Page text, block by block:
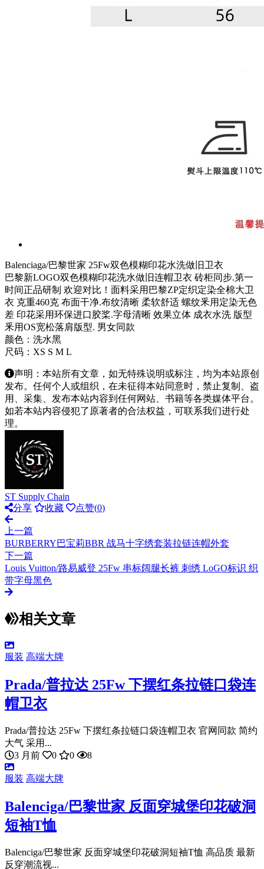
Balenciaga/巴黎世家 25Fw双色模糊印花水洗做旧卫衣
巴黎新LOGO双色模糊印花洗水做旧连帽卫衣 砖柜同步.第一
时间正品研制 欢迎对比！面料采用巴黎ZP定织定染全棉大卫
衣 克重460克 布面干净.布纹清晰 柔软舒适 螺纹釆用定染无色
差 印花采用环保进口胶桨.字母清晰 效果立体 成衣水洗 版型
釆用OS宽松落肩版型. 男女同款
颜色：洗水黑
尺码：XS S M L
声明：本站所有文章，如无特殊说明或标注，均为本站原创
发布。任何个人或组织，在未征得本站同意时，禁止复制、盗
用、采集、发布本站内容到任何网站、书籍等各类媒体平台。
如若本站内容侵犯了原著者的合法权益，可联系我们进行处
理。
ST Supply Chain
分享
收藏 点赞(0)
上一篇
BURBERRY巴宝莉BBR 战马十字绣套装拉链连帽外套
下一篇
Louis Vuitton/路易威登 25Fw 串标阔腿长裤 刺绣 LoGO标识 织
带字母黑色
相关文章
服装 高端大牌
Prada/普拉达 25Fw 下摆红条拉链口袋连
帽卫衣
Prada/普拉达 25Fw 下摆红条拉链口袋连帽卫衣 官网同款 简约
大气 采用...
3 月前
0 0 8
服装 高端大牌
Balenciga/巴黎世家 反面穿城堡印花破洞
短袖T恤
Balenciga/巴黎世家 反面穿城堡印花破洞短袖T恤 高品质 最新
反穿潮流视...